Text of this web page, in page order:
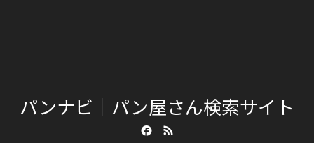
パンナビ｜パン屋さん検索サイト